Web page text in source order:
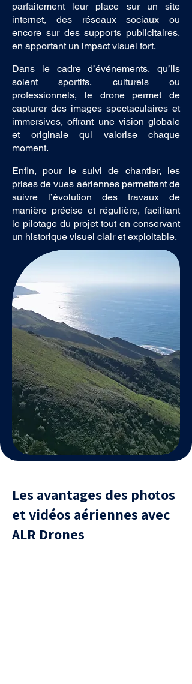
parfaitement leur place sur un site
internet, des réseaux sociaux ou
encore sur des supports publicitaires,
en apportant un impact visuel fort.
Dans le cadre d’événements, qu’ils
soient sportifs, culturels ou
professionnels, le drone permet de
capturer des images spectaculaires et
immersives, offrant une vision globale
et originale qui valorise chaque
moment.
Enfin, pour le suivi de chantier, les
prises de vues aériennes permettent de
suivre l’évolution des travaux de
manière précise et régulière, facilitant
le pilotage du projet tout en conservant
un historique visuel clair et exploitable.
Les avantages des photos
et vidéos aériennes avec
ALR Drones